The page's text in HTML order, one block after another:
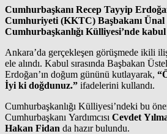
Cumhurbaşkanı Recep Tayyip
Cumhuriyeti (KKTC) Başbakanı Ünal
Cumhurbaşkanlığı Külliyesi’nde
Ankara’da gerçekleşen görüşmede ikili
ele alındı. Kabul sırasında Başbakan
Erdoğan’ın doğum gününü kutlayarak,
İyi ki doğdunuz.” ifadelerini kullandı.
Cumhurbaşkanlığı Külliyesi’ndeki bu
Cumhurbaşkanı Yardımcısı Cevdet
Hakan Fidan da hazır bulundu.